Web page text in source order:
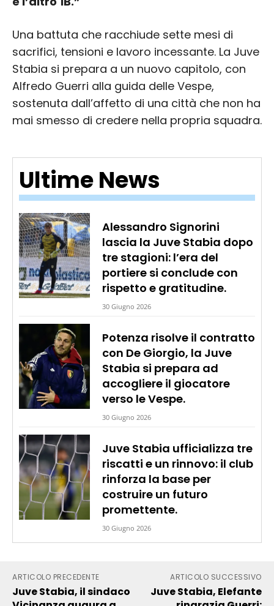
Ultime News
Alessandro Signorini
lascia la Juve Stabia dopo
tre stagioni: l’era del
portiere si conclude con
rispetto e gratitudine.
30 Giugno 2026
Potenza risolve il contratto
con De Giorgio, la Juve
Stabia si prepara ad
accogliere il giocatore
verso le Vespe.
30 Giugno 2026
Juve Stabia ufficializza tre
riscatti e un rinnovo: il club
rinforza la base per
costruire un futuro
promettente.
30 Giugno 2026
Una battuta che racchiude sette mesi di
sacrifici, tensioni e lavoro incessante. La Juve
Stabia si prepara a un nuovo capitolo, con
Alfredo Guerri alla guida delle Vespe,
sostenuta dall’affetto di una città che non ha
mai smesso di credere nella propria squadra.
ARTICOLO PRECEDENTE
Juve Stabia, il sindaco
ARTICOLO SUCCESSIVO
Juve Stabia, Elefante